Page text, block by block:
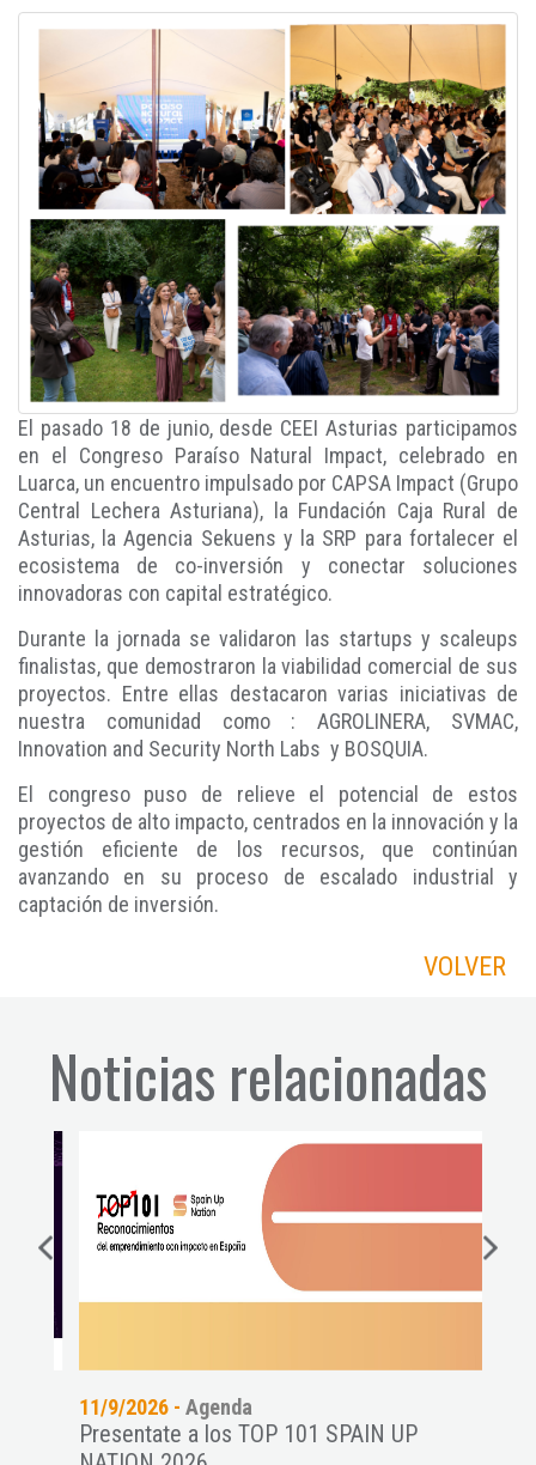
El pasado 18 de junio, desde CEEI Asturias participamos
en el Congreso Paraíso Natural Impact, celebrado en
Luarca, un encuentro impulsado por CAPSA Impact (Grupo
Central Lechera Asturiana), la Fundación Caja Rural de
Asturias, la Agencia Sekuens y la SRP para fortalecer el
ecosistema de co-inversión y conectar soluciones
innovadoras con capital estratégico.
Durante la jornada se validaron las startups y scaleups
finalistas, que demostraron la viabilidad comercial de sus
proyectos. Entre ellas destacaron varias iniciativas de
nuestra comunidad como : AGROLINERA, SVMAC,
Innovation and Security North Labs y BOSQUIA.
El congreso puso de relieve el potencial de estos
proyectos de alto impacto, centrados en la innovación y la
gestión eficiente de los recursos, que continúan
avanzando en su proceso de escalado industrial y
captación de inversión.
VOLVER
Noticias relacionadas
11/9/2026 - Agenda
Presentate a los TOP 101 SPAIN UP